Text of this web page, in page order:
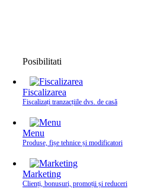
Posibilitati
Fiscalizarea
Fiscalizați tranzacțiile dvs. de casă
Menu
Produse, fișe tehnice și modificatori
Marketing
Clienți, bonusuri, promoții și reduceri